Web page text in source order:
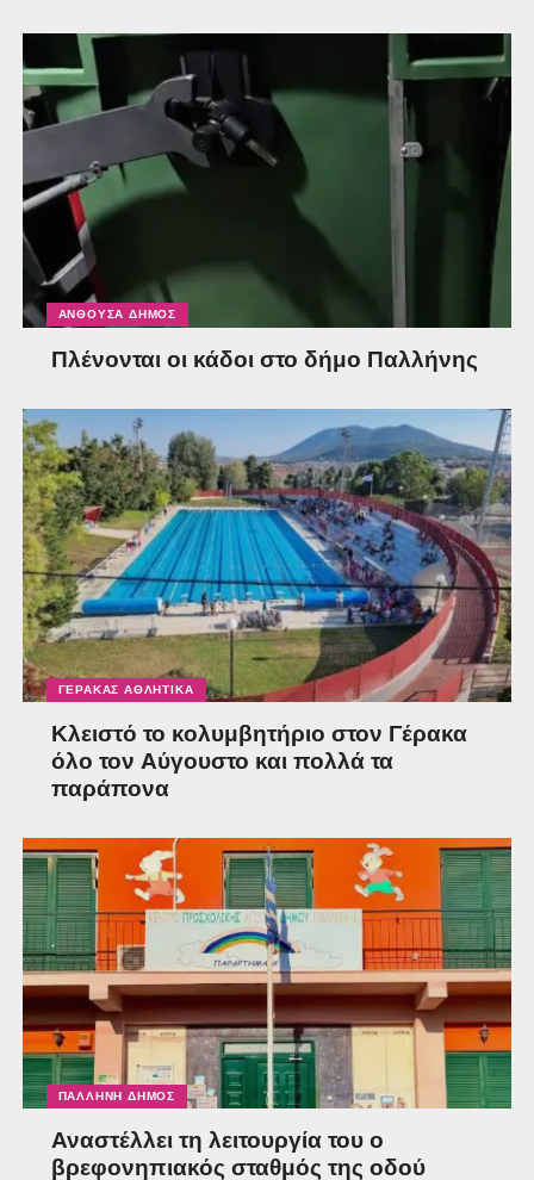
ΑΝΘΟΎΣΑ ΔΉΜΟΣ
Πλένονται οι κάδοι στο δήμο Παλλήνης
ΓΈΡΑΚΑΣ ΑΘΛΗΤΙΚΆ
Κλειστό το κολυμβητήριο στον Γέρακα
όλο τον Αύγουστο και πολλά τα
παράπονα
ΠΑΛΛΉΝΗ ΔΉΜΟΣ
Αναστέλλει τη λειτουργία του ο
βρεφονηπιακός σταθμός της οδού